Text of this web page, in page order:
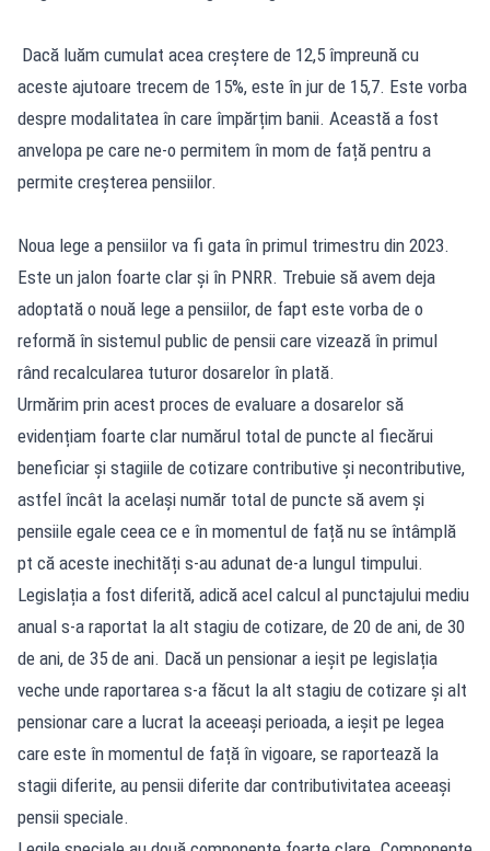
Dacă luăm cumulat acea creștere de 12,5 împreună cu
aceste ajutoare trecem de 15%, este în jur de 15,7. Este vorba
despre modalitatea în care împărțim banii. Această a fost
anvelopa pe care ne-o permitem în mom de față pentru a
permite creșterea pensiilor.
Noua lege a pensiilor va fi gata în primul trimestru din 2023.
Este un jalon foarte clar și în PNRR. Trebuie să avem deja
adoptată o nouă lege a pensiilor, de fapt este vorba de o
reformă în sistemul public de pensii care vizează în primul
rând recalcularea tuturor dosarelor în plată.
Urmărim prin acest proces de evaluare a dosarelor să
evidențiam foarte clar numărul total de puncte al fiecărui
beneficiar și stagiile de cotizare contributive și necontributive,
astfel încât la același număr total de puncte să avem și
pensiile egale ceea ce e în momentul de față nu se întâmplă
pt că aceste inechități s-au adunat de-a lungul timpului.
Legislația a fost diferită, adică acel calcul al punctajului mediu
anual s-a raportat la alt stagiu de cotizare, de 20 de ani, de 30
de ani, de 35 de ani. Dacă un pensionar a ieșit pe legislația
veche unde raportarea s-a făcut la alt stagiu de cotizare și alt
pensionar care a lucrat la aceeași perioada, a ieșit pe legea
care este în momentul de față în vigoare, se raportează la
stagii diferite, au pensii diferite dar contributivitatea aceeași
pensii speciale.